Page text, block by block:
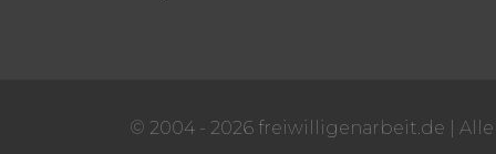
© 2004 - 2026 freiwilligenarbeit.de